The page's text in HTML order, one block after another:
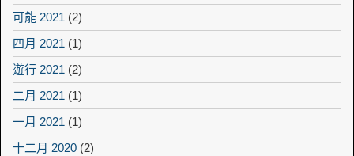
可能 2021 (2)
四月 2021 (1)
遊行 2021 (2)
二月 2021 (1)
一月 2021 (1)
十二月 2020 (2)